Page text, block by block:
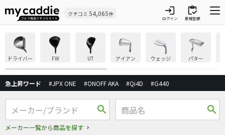
クチコミ 54,065件 login
ログイン
inventory
新規登録
ドライバー FW UT アイアン ウェッジ パター
急上昇ワード #JPX ONE #ONOFF AKA #Qi4D #G440
search
メーカー一覧から商品を探す
search